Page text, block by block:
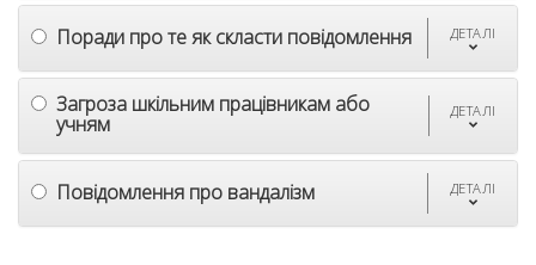
Поради про те як скласти повідомлення ДЕТАЛІ
Загроза шкільним працівникам або
учням
ДЕТАЛІ
Повідомлення про вандалізм ДЕТАЛІ